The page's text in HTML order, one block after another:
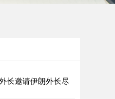
长邀请伊朗外长尽